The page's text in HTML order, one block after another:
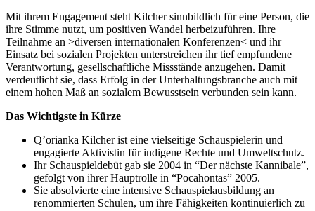
Mit ihrem Engagement steht Kilcher sinnbildlich für eine Person, die
ihre Stimme nutzt, um positiven Wandel herbeizuführen. Ihre
Teilnahme an >diversen internationalen Konferenzen< und ihr
Einsatz bei sozialen Projekten unterstreichen ihr tief empfundene
Verantwortung, gesellschaftliche Missstände anzugehen. Damit
verdeutlicht sie, dass Erfolg in der Unterhaltungsbranche auch mit
einem hohen Maß an sozialem Bewusstsein verbunden sein kann.
Das Wichtigste in Kürze
Q’orianka Kilcher ist eine vielseitige Schauspielerin und
engagierte Aktivistin für indigene Rechte und Umweltschutz.
Ihr Schauspieldebüt gab sie 2004 in “Der nächste Kannibale”,
gefolgt von ihrer Hauptrolle in “Pocahontas” 2005.
Sie absolvierte eine intensive Schauspielausbildung an
renommierten Schulen, um ihre Fähigkeiten kontinuierlich zu